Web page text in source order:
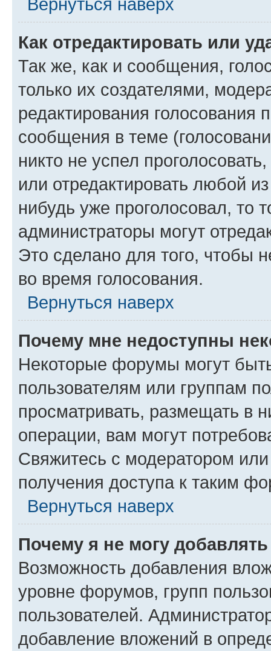
Как отредактировать или
Так же, как и сообщения,
только их создателями,
редактирования голосования
сообщения в теме
никто не успел
или отредактировать любой
нибудь уже проголосовал, то
администраторы могут
Это сделано для того, чтобы
во время голосования.
Вернуться наверх
Почему мне недоступны
Некоторые форумы могут
пользователям или группам
просматривать, размещать в
операции, вам могут
Свяжитесь с модератором
получения доступа к таким
Вернуться наверх
Почему я не могу
Возможность добавления
уровне форумов, групп
пользователей.
добавление вложений в